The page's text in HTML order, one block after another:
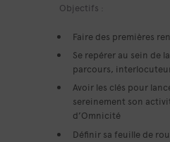
Objectifs :
Faire des premières
Se repérer au sein de
parcours,
Avoir les clés pour
sereinement son
d’Omnicité
Définir sa feuille de